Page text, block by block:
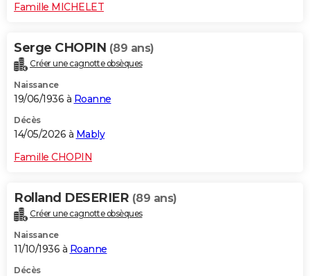
Famille MICHELET
Serge CHOPIN (89 ans)
Créer une cagnotte obsèques
Naissance
19/06/1936 à Roanne
Décès
14/05/2026 à Mably
Famille CHOPIN
Rolland DESERIER (89 ans)
Créer une cagnotte obsèques
Naissance
11/10/1936 à Roanne
Décès